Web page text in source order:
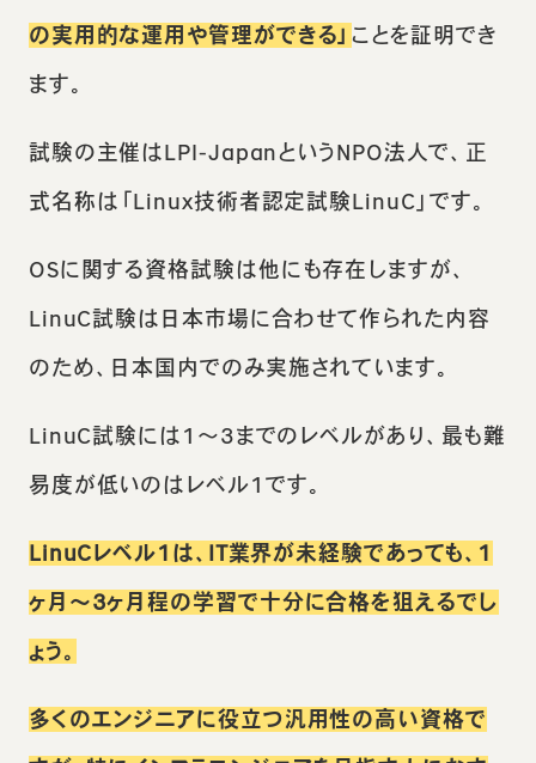
の実用的な運用や管理ができる」ことを証明でき
ます。
試験の主催はLPI-JapanというNPO法人で、正
式名称は「Linux技術者認定試験LinuC」です。
OSに関する資格試験は他にも存在しますが、
LinuC試験は日本市場に合わせて作られた内容
のため、日本国内でのみ実施されています。
LinuC試験には1〜3までのレベルがあり、最も難
易度が低いのはレベル1です。
LinuCレベル1は、IT業界が未経験であっても、1
ヶ月〜3ヶ月程の学習で十分に合格を狙えるでし
ょう。
多くのエンジニアに役立つ汎用性の高い資格で